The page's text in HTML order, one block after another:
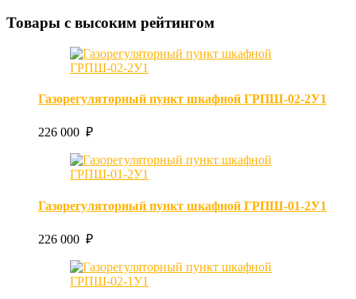
Товары с высоким рейтингом
Газорегуляторный пункт шкафной ГРПШ-02-2У1
226 000 ₽
Газорегуляторный пункт шкафной ГРПШ-01-2У1
226 000 ₽